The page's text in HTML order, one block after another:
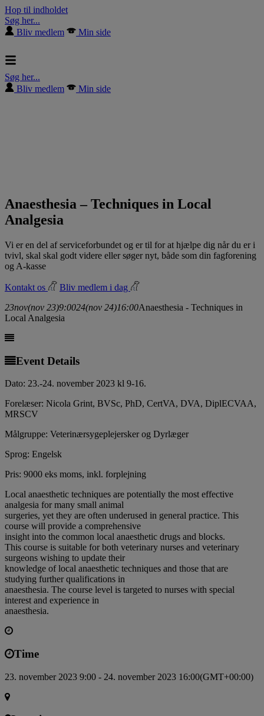
Hop til indholdet
Søg her...
Bliv medlem
Min side
Søg her...
Bliv medlem
Min side
Anaesthesia – Techniques in Local
Analgesia
Vi er en del af serviceforbundet og er til for at hjælpe dig når du er i
tvivl, skal skal godt videre eller søger nyt, både som din fagforening
og A-kasse
Kontakt os
Bliv medlem i dag
23nov(nov 23)9:0024(nov 24)16:00Anaesthesia - Techniques in
Local Analgesia
Event Details
Dato: 23.-24. november 2023 kl 9-16.
Forelæser: Nicola Grint, BVSc, PhD, CertVA, DVA, DiplECVAA,
MRSCV
Målgruppe: Veterinærsygeplejersker og Dyrlæger
Sprog: Engelsk
Pris: 9000 eks moms, inkl. forplejning
Local anaesthetic techniques are potentially the most effective
analgesia for many small animal
surgeries, yet they are often underused in general practice. This
course will provide a comprehensive
insight into the common local anaesthetic drugs and blocks.
This course is suitable for both veterinary nurses and veterinary
surgeons wishing to update their
knowledge of local anaesthetic techniques and those that are
studying further qualifications in
anaesthesia. The course level is targeted to nurses with special
interest and experience in
anaesthesia.
Time
23. november 2023 9:00 - 24. november 2023 16:00(GMT+00:00)